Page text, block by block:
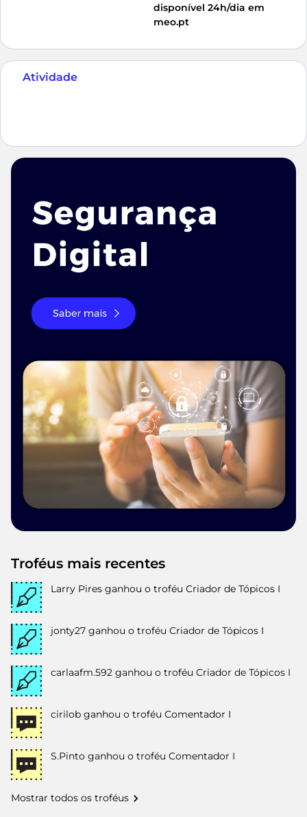
disponível 24h/dia em
meo.pt
Atividade
Troféus mais recentes
Larry Pires ganhou o troféu Criador de Tópicos I
jonty27 ganhou o troféu Criador de Tópicos I
carlaafm.592 ganhou o troféu Criador de Tópicos I
cirilob ganhou o troféu Comentador I
S.Pinto ganhou o troféu Comentador I
Mostrar todos os troféus